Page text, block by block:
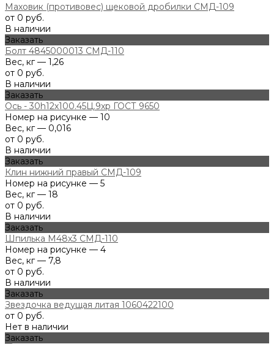
Маховик (противовес) щековой дробилки СМД-109
от 0 руб.
В наличии
Заказать
Болт 4845000013 СМД-110
Вес, кг — 1,26
от 0 руб.
В наличии
Заказать
Ось - 30h12х100.45Ц.9хр ГОСТ 9650
Номер на рисунке — 10
Вес, кг — 0,016
от 0 руб.
В наличии
Заказать
Клин нижний правый СМД-109
Номер на рисунке — 5
Вес, кг — 18
от 0 руб.
В наличии
Заказать
Шпилька М48х3 СМД-110
Номер на рисунке — 4
Вес, кг — 7,8
от 0 руб.
В наличии
Заказать
Звездочка ведущая литая 1060422100
от 0 руб.
Нет в наличии
Заказать